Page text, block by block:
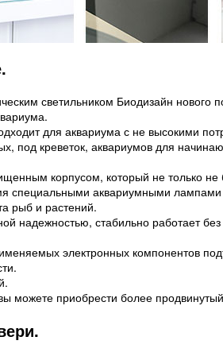
светильником Биодизайн
для аквариума с не высокими
под креветок, аквариумов для
корпусом, который не только не
специальными аквариумными
рыб и растений.
надежностью, стабильно работает
электронных компонентов
можете приобрести более